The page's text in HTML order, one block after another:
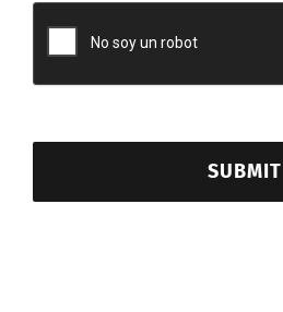
SUBMIT